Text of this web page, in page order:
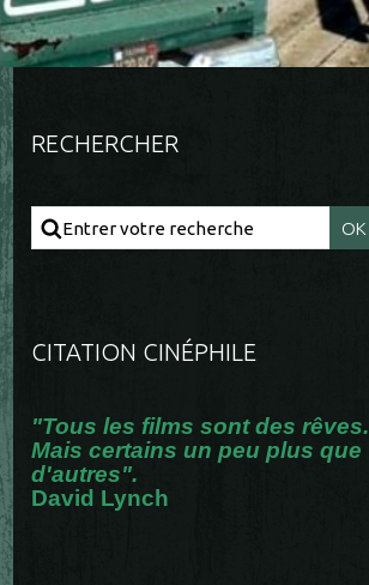
RECHERCHER
CITATION CINÉPHILE
"Tous les films sont des rêves.
Mais certains un peu plus que
d'autres".
David Lynch